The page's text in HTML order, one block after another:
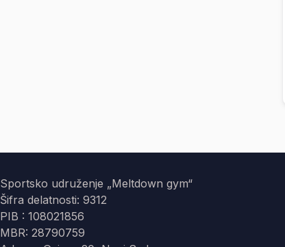
Sportsko udruženje „Meltdown gym“
Šifra delatnosti: 9312
PIB : 108021856
MBR: 28790759